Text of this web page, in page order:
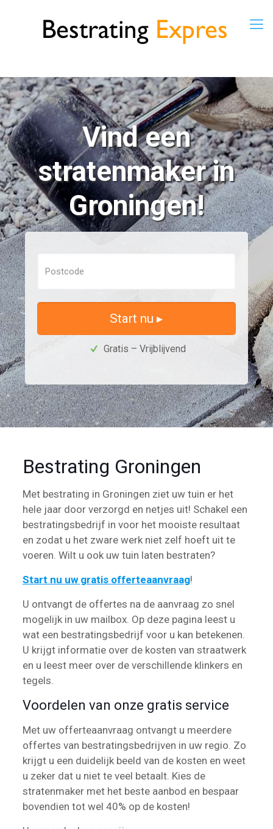
Vind een
stratenmaker in
Groningen!
Start nu ▸
Gratis – Vrijblijvend
Bestrating Groningen
Met bestrating in Groningen ziet uw tuin er het
hele jaar door verzorgd en netjes uit! Schakel een
bestratingsbedrijf in voor het mooiste resultaat
en zodat u het zware werk niet zelf hoeft uit te
voeren. Wilt u ook uw tuin laten bestraten?
Start nu uw gratis offerteaanvraag!
U ontvangt de offertes na de aanvraag zo snel
mogelijk in uw mailbox. Op deze pagina leest u
wat een bestratingsbedrijf voor u kan betekenen.
U krijgt informatie over de kosten van straatwerk
en u leest meer over de verschillende klinkers en
tegels.
Voordelen van onze gratis service
Met uw offerteaanvraag ontvangt u meerdere
offertes van bestratingsbedrijven in uw regio. Zo
krijgt u een duidelijk beeld van de kosten en weet
u zeker dat u niet te veel betaalt. Kies de
stratenmaker met het beste aanbod en bespaar
bovendien tot wel 40% op de kosten!